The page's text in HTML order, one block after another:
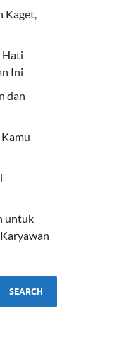
Kaget,
Hati
Ini
dan
untuk